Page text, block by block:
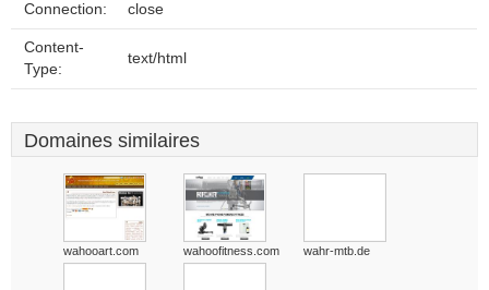
Connection: close
Content-
Type:
text/html
Domaines similaires
wahooart.com wahoofitness.com wahr-mtb.de